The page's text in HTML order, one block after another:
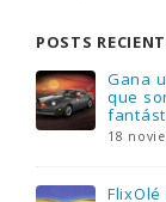
POSTS
Gana
que
18